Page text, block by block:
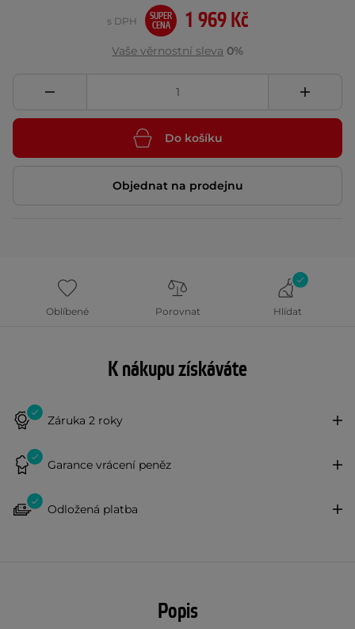
1 969 Kč
s DPH
SUPER
CENA
Vaše věrnostní sleva 0%
Do košíku
Objednat na prodejnu
Oblíbené Porovnat Hlídat
K nákupu získáváte
Záruka 2 roky
Garance vrácení peněz
Odložená platba
Popis